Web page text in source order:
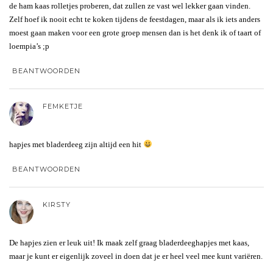
de ham kaas rolletjes proberen, dat zullen ze vast wel lekker gaan vinden.
Zelf hoef ik nooit echt te koken tijdens de feestdagen, maar als ik iets anders
moest gaan maken voor een grote groep mensen dan is het denk ik of taart of
loempia’s ;p
BEANTWOORDEN
FEMKETJE
hapjes met bladerdeeg zijn altijd een hit
BEANTWOORDEN
KIRSTY
De hapjes zien er leuk uit! Ik maak zelf graag bladerdeeghapjes met kaas,
maar je kunt er eigenlijk zoveel in doen dat je er heel veel mee kunt variëren.